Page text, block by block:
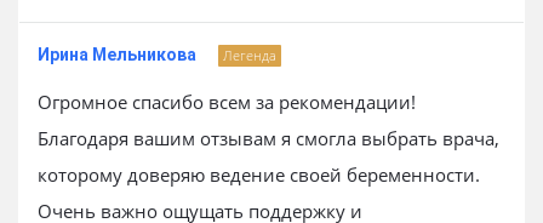
Ирина Мельникова Легенда
Огромное спасибо всем за рекомендации!
Благодаря вашим отзывам я смогла выбрать врача,
которому доверяю ведение своей беременности.
Очень важно ощущать поддержку и